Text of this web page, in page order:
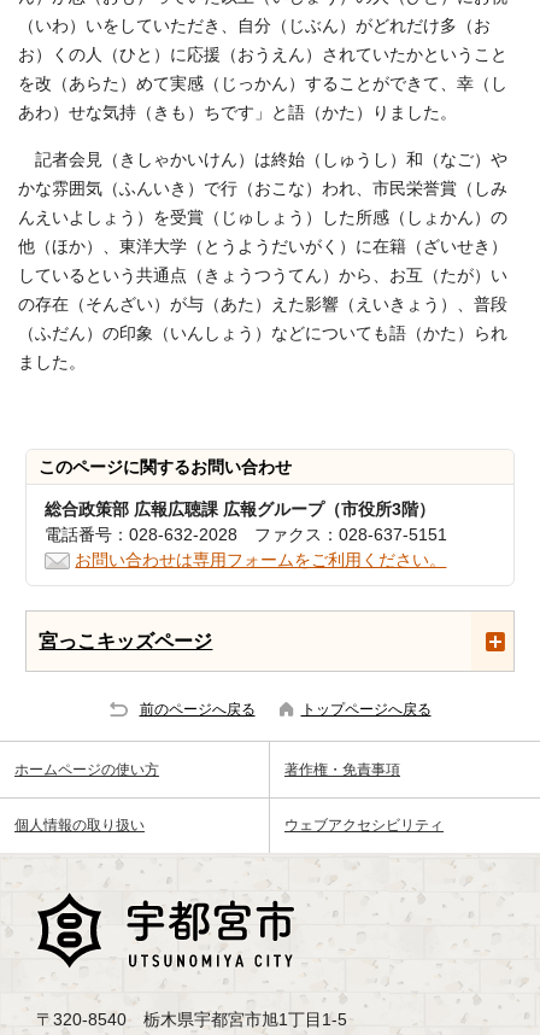
（いわ）いをしていただき、自分（じぶん）がどれだけ多（お
お）くの人（ひと）に応援（おうえん）されていたかということ
を改（あらた）めて実感（じっかん）することができて、幸（し
あわ）せな気持（きも）ちです」と語（かた）りました。
記者会見（きしゃかいけん）は終始（しゅうし）和（なご）や
かな雰囲気（ふんいき）で行（おこな）われ、市民栄誉賞（しみ
んえいよしょう）を受賞（じゅしょう）した所感（しょかん）の
他（ほか）、東洋大学（とうようだいがく）に在籍（ざいせき）
しているという共通点（きょうつうてん）から、お互（たが）い
の存在（そんざい）が与（あた）えた影響（えいきょう）、普段
（ふだん）の印象（いんしょう）などについても語（かた）られ
ました。
このページに関するお問い合わせ
総合政策部 広報広聴課 広報グループ（市役所3階）
電話番号：028-632-2028 ファクス：028-637-5151
お問い合わせは専用フォームをご利用ください。
宮っこキッズページ
前のページへ戻る トップページへ戻る
ホームページの使い方 著作権・免責事項
個人情報の取り扱い ウェブアクセシビリティ
〒320-8540 栃木県宇都宮市旭1丁目1-5